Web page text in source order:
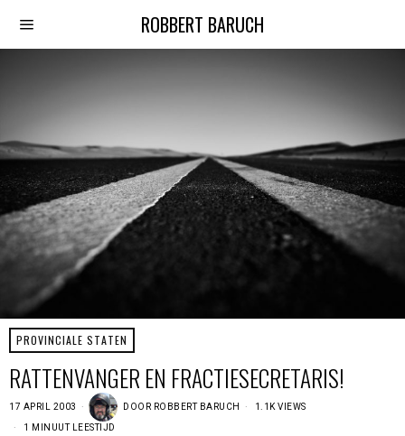
ROBBERT BARUCH
PROVINCIALE STATEN
RATTENVANGER EN FRACTIESECRETARIS!
17 APRIL 2003 DOOR ROBBERT BARUCH 1.1K VIEWS
1 MINUUT LEESTIJD